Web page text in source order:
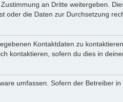
an Dritte weitergeben.
die Daten zur Durchsetzung
Kontaktdaten zu
kontaktieren, sofern du dies in
umfassen. Sofern der Betreiber